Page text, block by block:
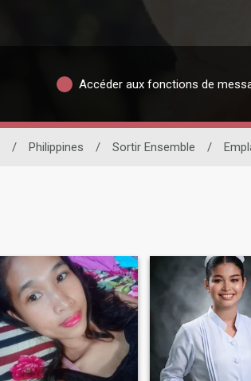
Accéder aux fonctions de
/ Philippines / Sortir Ensemble /